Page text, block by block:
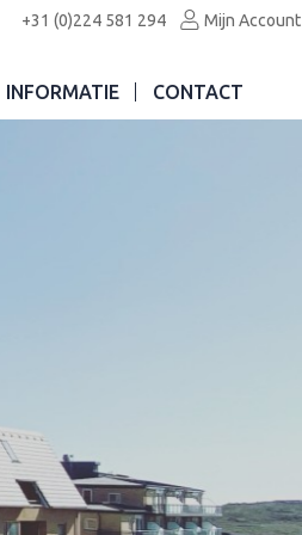
+31 (0)224 581 294 Mijn Account
INFORMATIE CONTACT